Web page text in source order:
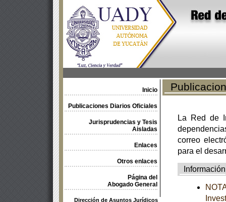
Inicio
Publicaciones Diarios Oficiales
Jurisprudencias y Tesis
Aisladas
Enlaces
Otros enlaces
Página del
Abogado General
Dirección de Asuntos Jurídicos
La Red de
correo
para el
Información